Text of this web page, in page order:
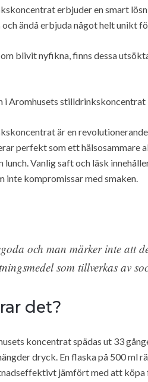
erbjuder en smart
ändå erbjuda något helt unikt
blivit nyfikna, finns dessa
i Aromhusets stilldrinkskoncentrat
är en
perfekt som ett
lunch. Vanlig saft och läsk
inte kompromissar med smaken.
och man märker inte att
som tillverkas av
det?
koncentrat spädas ut 33
dryck. En flaska på 500 ml
jämfört med att köpa